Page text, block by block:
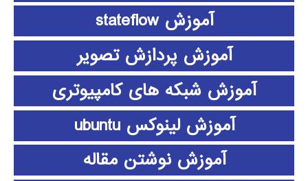
آموزش stateflow
آموزش پردازش تصویر
آموزش شبکه های کامپیوتری
آموزش لینوکس ubuntu
آموزش نوشتن مقاله